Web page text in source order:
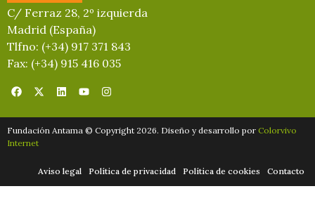
C/ Ferraz 28, 2º izquierda
Madrid (España)
Tlfno: (+34) 917 371 843
Fax: (+34) 915 416 035
Fundación Antama © Copyright 2026. Diseño y desarrollo por Colorvivo
Internet
Aviso legal Política de privacidad Política de cookies Contacto